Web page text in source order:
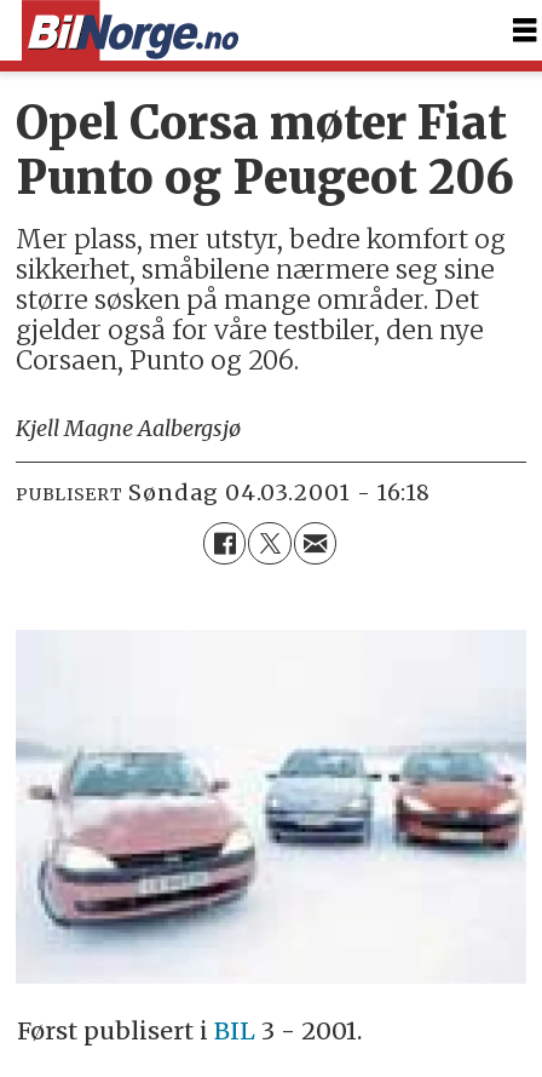
Opel Corsa møter Fiat
Punto og Peugeot 206
Mer plass, mer utstyr, bedre komfort og
sikkerhet, småbilene nærmere seg sine
større søsken på mange områder. Det
gjelder også for våre testbiler, den nye
Corsaen, Punto og 206.
Kjell Magne Aalbergsjø
PUBLISERT søndag 04.03.2001 - 16:18
Først publisert i BIL3 - 2001.